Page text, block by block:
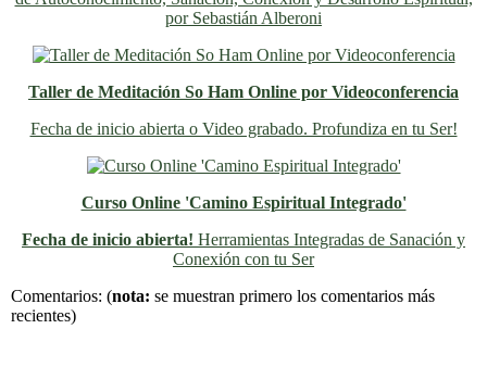
por Sebastián Alberoni
Taller de Meditación So Ham Online por Videoconferencia
Fecha de inicio abierta o Video grabado. Profundiza en tu Ser!
Curso Online 'Camino Espiritual Integrado'
Fecha de inicio abierta! Herramientas Integradas de Sanación y
Conexión con tu Ser
Previo
Siguiente
Comentarios: (nota: se muestran primero los comentarios más
recientes)